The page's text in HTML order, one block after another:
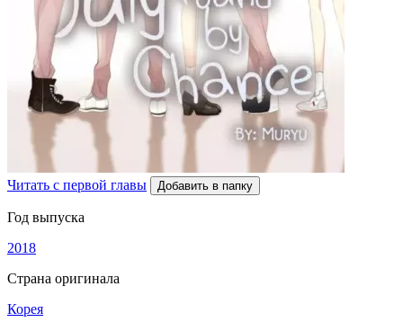
Читать с первой главы Добавить в папку
Год выпуска
2018
Страна оригинала
Корея